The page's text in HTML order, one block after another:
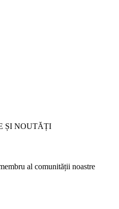
ȘI NOUTĂȚI
al comunității noastre